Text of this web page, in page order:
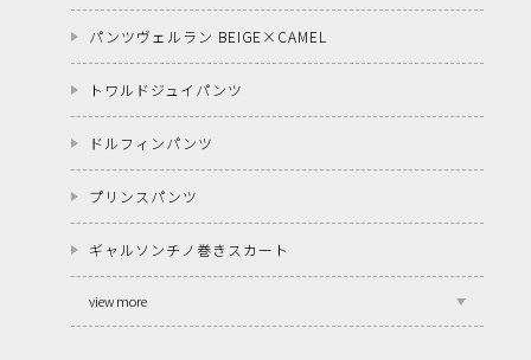
パンツヴェルラン BEIGE×CAMEL
トワルドジュイパンツ
ドルフィンパンツ
プリンスパンツ
ギャルソンチノ巻きスカート
view more